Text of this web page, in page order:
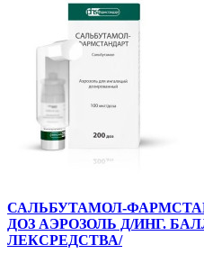
САЛЬБУТАМОЛ-
ДОЗ АЭРОЗОЛЬ Д/ИНГ.
ЛЕКСРЕДСТВА/